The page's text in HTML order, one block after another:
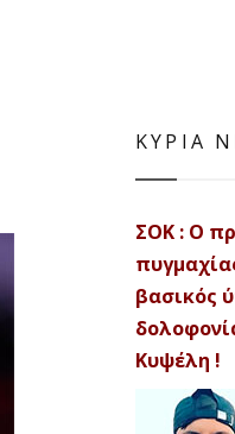
ΚΥΡΙΑ
ΣΟΚ : Ο
βασικός
Κυψέλη !